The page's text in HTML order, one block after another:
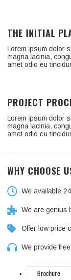
THE INITIAL
Lorem ipsum dolor
magna lacinia,
amet odio eu
PROJECT
Lorem ipsum dolor
magna lacinia,
amet odio eu
WHY CHOOSE
We available
We are genius
Offer low price
We provide
Brochure